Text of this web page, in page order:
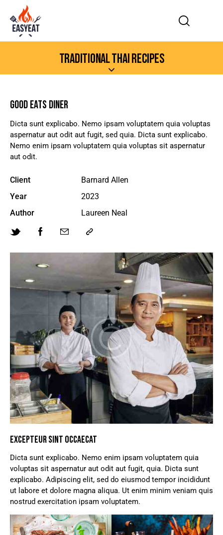
TRADITIONAL THAI RECIPES
GOOD EATS DINER
Dicta sunt explicabo. Nemo ipsam voluptatem quia voluptas
aspernatur aut odit aut fugit, sed quia. Dicta sunt explicabo.
Nemo enim ipsam voluptatem quia voluptas sit aspernatur
aut odit.
Client
Barnard Allen
Year
2023
Author
Laureen Neal
EXCEPTEUR SINT OCCAECAT
Dicta sunt explicabo. Nemo enim ipsam voluptatem quia
voluptas sit aspernatur aut odit aut fugit, quia. Dicta sunt
explicabo. Adipiscing elit, sed do eiusmod tempor incididunt
ut labore et dolore magna aliqua. Ut enim minim veniam quis
nostrud exercitation ipsam voluptatem.